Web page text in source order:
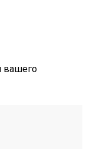
вашего